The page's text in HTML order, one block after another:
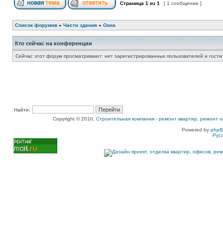
Страница 1 из 1 [ 1 сообщение ]
Список форумов » Части здания » Окна
Кто сейчас на конференции
Сейчас этот форум просматривают: нет зарегистрированных пользователей и
Найти:
Copyright © 2010, Строительная компания - ремонт квартир, ремонт
Powered by